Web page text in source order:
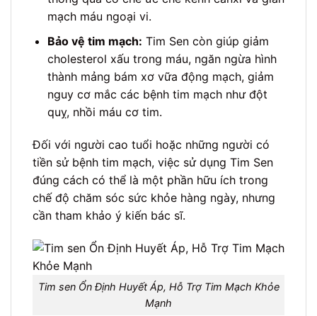
mạch máu ngoại vi.
Bảo vệ tim mạch: Tim Sen còn giúp giảm
cholesterol xấu trong máu, ngăn ngừa hình
thành mảng bám xơ vữa động mạch, giảm
nguy cơ mắc các bệnh tim mạch như đột
quỵ, nhồi máu cơ tim.
Đối với người cao tuổi hoặc những người có
tiền sử bệnh tim mạch, việc sử dụng Tim Sen
đúng cách có thể là một phần hữu ích trong
chế độ chăm sóc sức khỏe hàng ngày, nhưng
cần tham khảo ý kiến bác sĩ.
Tim sen Ổn Định Huyết Áp, Hỗ Trợ Tim Mạch Khỏe
Mạnh